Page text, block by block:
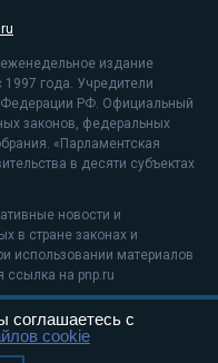
издание
года. Учредители
Федерации РФ. Официальный
законов, федеральных
«Парламентская
в десяти субъектах
новости и
в стране законах и
использовании материалов
ссылка на pnp.ru
рекомендательные
соглашаетесь с
cookie